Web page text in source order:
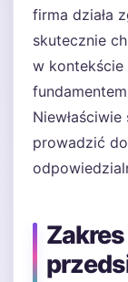
firma działa
skutecznie
w kontekście
prowadzić